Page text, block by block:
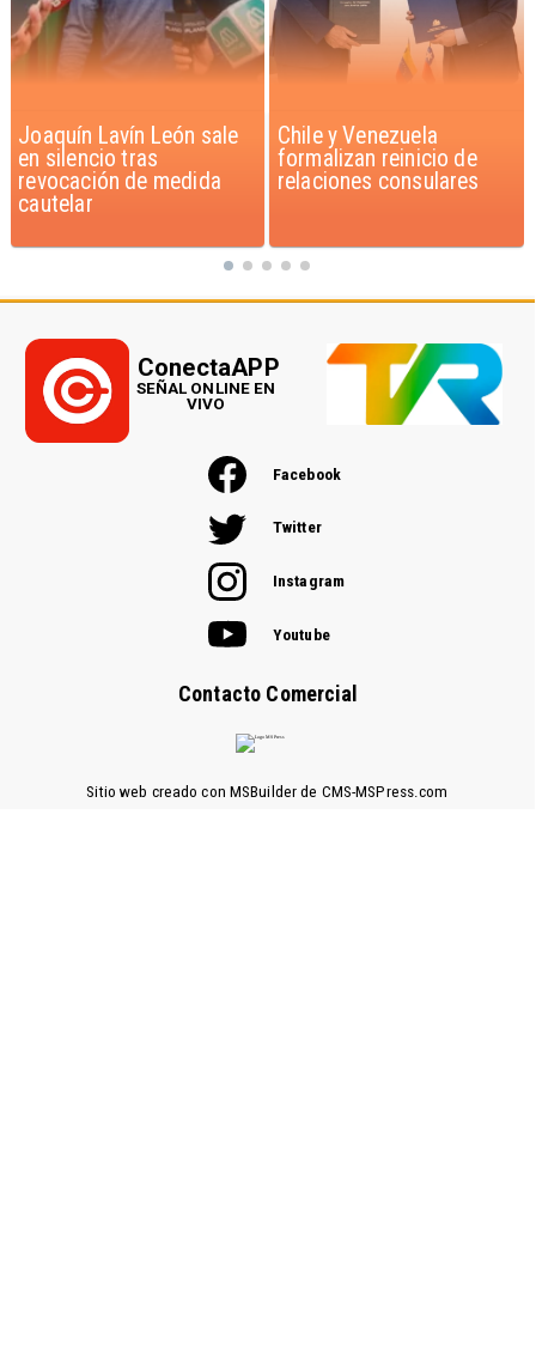
Chile y Venezuela
formalizan reinicio de
relaciones consulares
Feriantes rechazan
dichos de Camila Flores
sobre Fabiola Campillai
Sitio web creado con MSBuilder de CMS-MSPress.com
Facebook
Twitter
Instagram
Youtube
Contacto Comercial
ConectaAPP
SEÑAL ONLINE EN
VIVO